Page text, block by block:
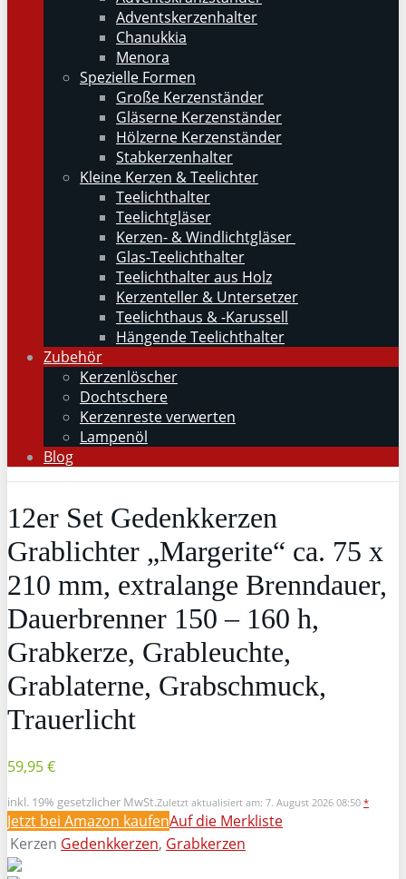
Adventskerzenhalter
Chanukkia
Menora
Spezielle Formen
Große Kerzenständer
Gläserne Kerzenständer
Hölzerne Kerzenständer
Stabkerzenhalter
Kleine Kerzen & Teelichter
Teelichthalter
Teelichtgläser
Kerzen- & Windlichtgläser
Glas-Teelichthalter
Teelichthalter aus Holz
Kerzenteller & Untersetzer
Teelichthaus & -Karussell
Hängende Teelichthalter
Zubehör
Kerzenlöscher
Dochtschere
Kerzenreste verwerten
Lampenöl
Blog
12er Set Gedenkkerzen
Grablichter „Margerite“ ca. 75 x
210 mm, extralange Brenndauer,
Dauerbrenner 150 – 160 h,
Grabkerze, Grableuchte,
Grablaterne, Grabschmuck,
Trauerlicht
59,95 €
inkl. 19% gesetzlicher MwSt.Zuletzt aktualisiert am: 7. August 2026 08:50 *
Jetzt bei Amazon kaufenAuf die Merkliste
Kerzen Gedenkkerzen, Grabkerzen